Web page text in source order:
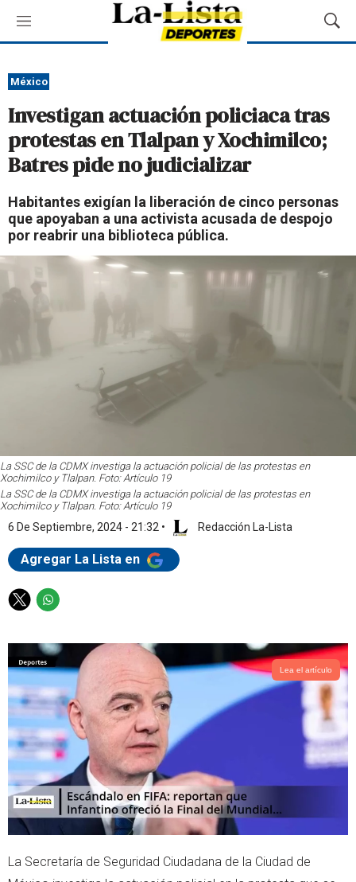
M
e
ú
M
o
q
u
e
México
Investigan actuación policiaca tras
protestas en Tlalpan y Xochimilco;
Batres pide no judicializar
Habitantes exigían la liberación de cinco personas
que apoyaban a una activista acusada de despojo
por reabrir una biblioteca pública.
La SSC de la CDMX investiga la actuación policial de las protestas en
Xochimilco y Tlalpan. Foto: Artículo 19
La SSC de la CDMX investiga la actuación policial de las protestas en
Xochimilco y Tlalpan. Foto: Artículo 19
6 De Septiembre, 2024 - 21:32 • Redacción La-Lista
Agregar La Lista en
T
i
t
t
e
r
W
a
t
s
a
p
p
Lea el artículo
La Secretaría de Seguridad Ciudadana de la Ciudad de